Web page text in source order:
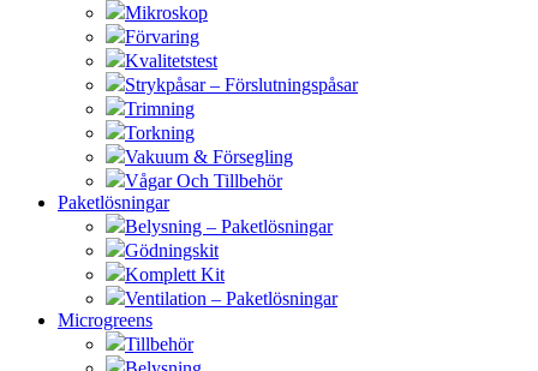
Mikroskop
Förvaring
Kvalitetstest
Strykpåsar – Förslutningspåsar
Trimning
Torkning
Vakuum & Försegling
Vågar Och Tillbehör
Paketlösningar
Belysning – Paketlösningar
Gödningskit
Komplett Kit
Ventilation – Paketlösningar
Microgreens
Tillbehör